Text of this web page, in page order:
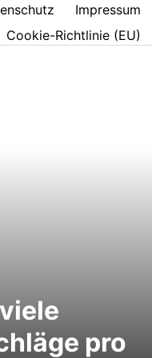
Impressum
Cookie-Richtlinie (EU)
pro